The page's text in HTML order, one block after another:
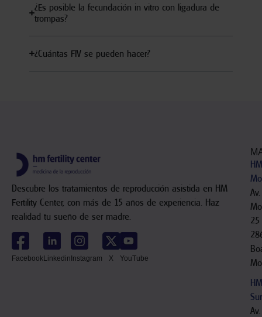
¿Es posible la fecundación in vitro con ligadura de
trompas?
¿Cuántas FIV se pueden hacer?
Descubre los tratamientos de reproducción asistida en HM
Fertility Center, con más de 15 años de experiencia. Haz
realidad tu sueño de ser madre.
FacebookLinkedinInstagram X YouTube
HM
25
Sur